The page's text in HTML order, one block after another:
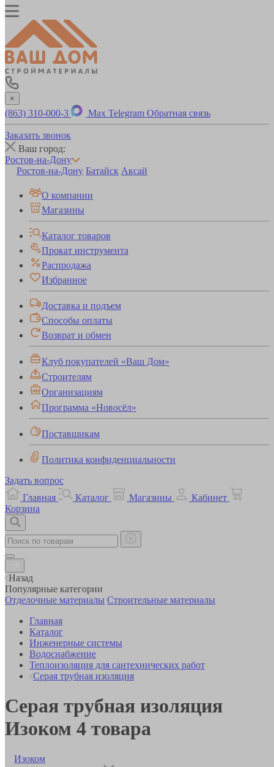
×
(863) 310-000-3 Max Telegram Обратная связь
Заказать звонок
Ваш город:
Ростов-на-Дону
Ростов-на-Дону Батайск Аксай
О компании
Магазины
Каталог товаров
Прокат инструмента
Распродажа
Избранное
Доставка и подъем
Способы оплаты
Возврат и обмен
Клуб покупателей «Ваш Дом»
Строителям
Организациям
Программа «Новосёл»
Поставщикам
Политика конфиденциальности
Задать вопрос
Главная
Каталог Магазины
Кабинет
Корзина
Назад
Популярные категории
Отделочные материалы Строительные материалы
Главная
Каталог
Инженерные системы
Водоснабжение
Теплоизоляция для сантехнических работ
Серая трубная изоляция
Серая трубная изоляция
Изоком 4 товара
Изоком